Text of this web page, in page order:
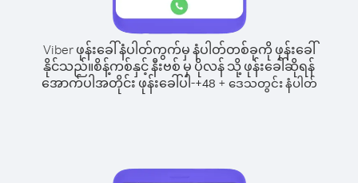
Viber ဖုန်းခေါ်နံပါတ်ကွက်မှ နံပါတ်တစ်ခုကို ဖုန်းခေါ်
နိုင်သည်။စိန့်ကစ်နှင့် နီးဗစ် မှ ပိုလန် သို့ ဖုန်းခေါ်ဆိုရန်
အောက်ပါအတိုင်း ဖုန်းခေါ်ပါ-+48 + ဒေသတွင်း နံပါတ်